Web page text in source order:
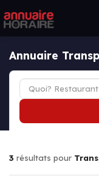
Annuaire
3 résultats pour